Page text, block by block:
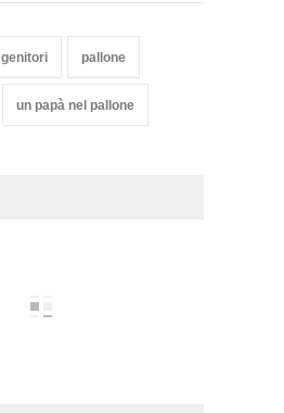
genitori pallone
un papà nel pallone